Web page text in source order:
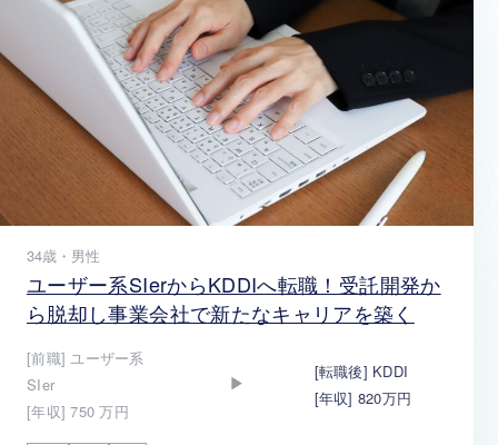
34歳・男性
ユーザー系SIerからKDDIへ転職！受託開発か
ら脱却し事業会社で新たなキャリアを築く
[前職] ユーザー系
SIer
[年収] 750 万円
[転職後] KDDI
[年収] 820万円